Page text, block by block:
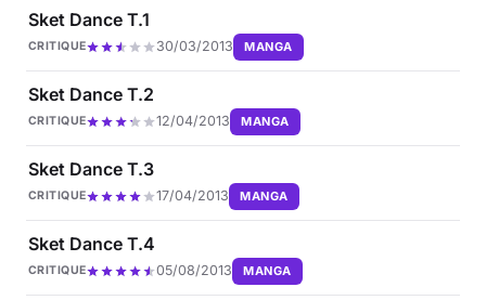
Sket Dance T.1
CRITIQUE 30/03/2013 MANGA
Sket Dance T.2
CRITIQUE 12/04/2013 MANGA
Sket Dance T.3
CRITIQUE 17/04/2013 MANGA
Sket Dance T.4
CRITIQUE 05/08/2013 MANGA